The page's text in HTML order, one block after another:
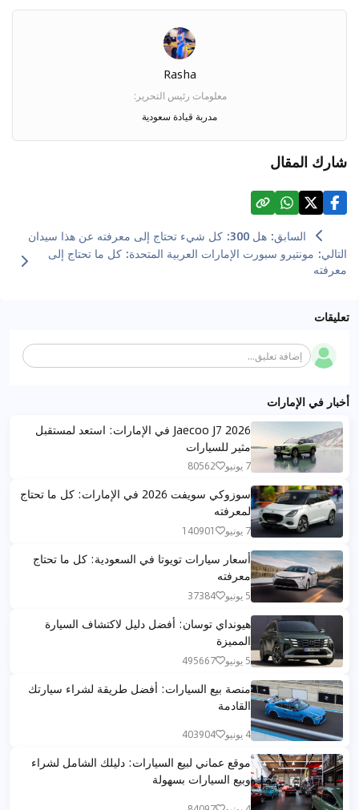
Rasha
معلومات رئيس التحرير :
مدربة قيادة سعودية
شارك المقال
السابق:هل 300: كل شيء تحتاج إلى معرفته عن هذا سيدان
التالي: مونتيرو سبورت الإمارات العربية المتحدة: كل ما تحتاج إلى
معرفته
تعليقات
إضافة تعليق...
أخبار في الإمارات
Jaecoo J7 2026 في الإمارات: استعد لمستقبل
مثير للسيارات
7 يونيو 80562
سوزوكي سويفت 2026 في الإمارات: كل ما تحتاج
لمعرفته
7 يونيو 140901
أسعار سيارات تويوتا في السعودية: كل ما تحتاج
معرفته
5 يونيو 37384
هيونداي توسان: أفضل دليل لاكتشاف السيارة
المميزة
5 يونيو 495667
منصة بيع السيارات: أفضل طريقة لشراء سيارتك
القادمة
4 يونيو 403904
موقع عماني لبيع السيارات: دليلك الشامل لشراء
وبيع السيارات بسهولة